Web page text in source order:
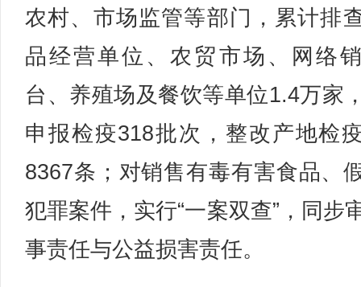
农村、市场监管等部门，累计排
品经营单位、农贸市场、网络
台、养殖场及餐饮等单位1.4万家
申报检疫318批次，整改产地检
8367条；对销售有毒有害食品、
犯罪案件，实行“一案双查”，同步
事责任与公益损害责任。